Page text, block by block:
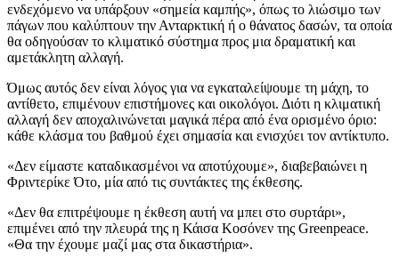
ενδεχόμενο να υπάρξουν «σημεία καμπής», όπως το λιώσιμο των
πάγων που καλύπτουν την Ανταρκτική ή ο θάνατος δασών, τα οποία
θα οδηγούσαν το κλιματικό σύστημα προς μια δραματική και
αμετάκλητη αλλαγή.
Όμως αυτός δεν είναι λόγος για να εγκαταλείψουμε τη μάχη, το
αντίθετο, επιμένουν επιστήμονες και οικολόγοι. Διότι η κλιματική
αλλαγή δεν αποχαλινώνεται μαγικά πέρα από ένα ορισμένο όριο:
κάθε κλάσμα του βαθμού έχει σημασία και ενισχύει τον αντίκτυπο.
«Δεν είμαστε καταδικασμένοι να αποτύχουμε», διαβεβαιώνει η
Φριντερίκε Ότο, μία από τις συντάκτες της έκθεσης.
«Δεν θα επιτρέψουμε η έκθεση αυτή να μπει στο συρτάρι»,
επιμένει από την πλευρά της η Κάισα Κοσόνεν της Greenpeace.
«Θα την έχουμε μαζί μας στα δικαστήρια».